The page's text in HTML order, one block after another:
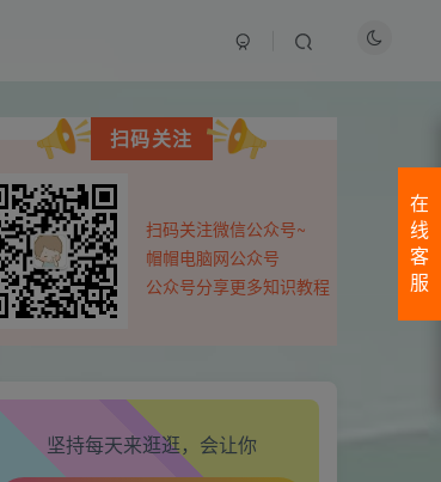
免费内容
温馨提示：虚拟软件资源具有可复制性，购买前
最近评论
扫码关注
扫码关注微信公众号~
帽帽电脑网公众号
公众号分享更多知识教程
坚持每天来逛逛，会让你
生活也美好了！
心情也舒畅了！
腰也不酸了！
在
线
客
服